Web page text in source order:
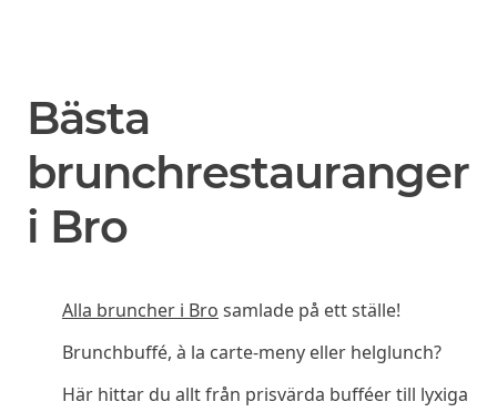
Bästa
brunchrestauranger
i Bro
Alla bruncher i Bro samlade på ett ställe!
Brunchbuffé, à la carte-meny eller helglunch?
Här hittar du allt från prisvärda bufféer till lyxiga